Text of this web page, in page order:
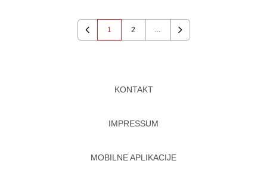
Previous
1 2 ...
Next
KONTAKT
IMPRESSUM
MOBILNE APLIKACIJE